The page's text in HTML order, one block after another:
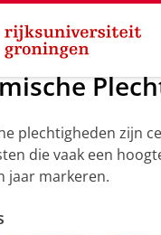
Academische
plechtigheden zijn
die vaak een
jaar markeren.